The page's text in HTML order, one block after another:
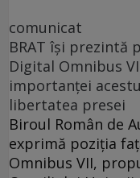
comunicat
BRAT își prezintă
Digital Omnibus
importanței
libertatea presei
Biroul Român de
exprimă poziția
Omnibus VII,